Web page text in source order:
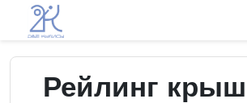
Рейлинг